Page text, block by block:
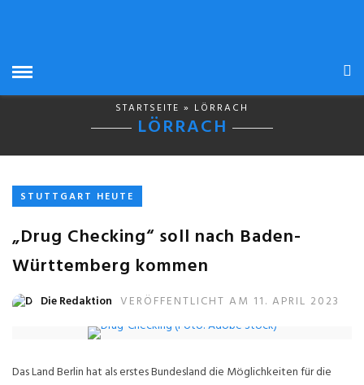
STARTSEITE » LÖRRACH
LÖRRACH
STUTTGART HEUTE
„Drug Checking“ soll nach Baden-
Württemberg kommen
Die Redaktion VERÖFFENTLICHT AM 11. APRIL 2023
Das Land Berlin hat als erstes Bundesland die Möglichkeiten für die